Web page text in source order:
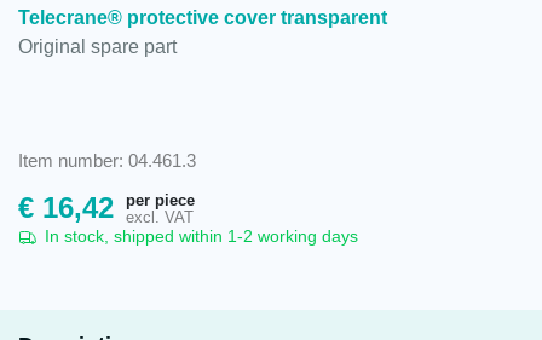
Telecrane® protective cover transparent
Original spare part
Item number: 04.461.3
€ 16,42
per piece
excl. VAT
In stock, shipped within 1-2 working days